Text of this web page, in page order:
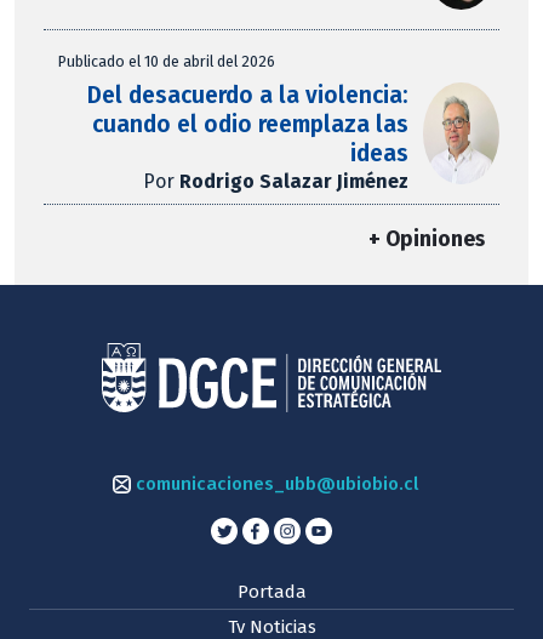
Publicado el 10 de abril del 2026
Del desacuerdo a la violencia:
cuando el odio reemplaza las
ideas
Por Rodrigo Salazar Jiménez
+ Opiniones
comunicaciones_ubb@ubiobio.cl
Portada
Tv Noticias